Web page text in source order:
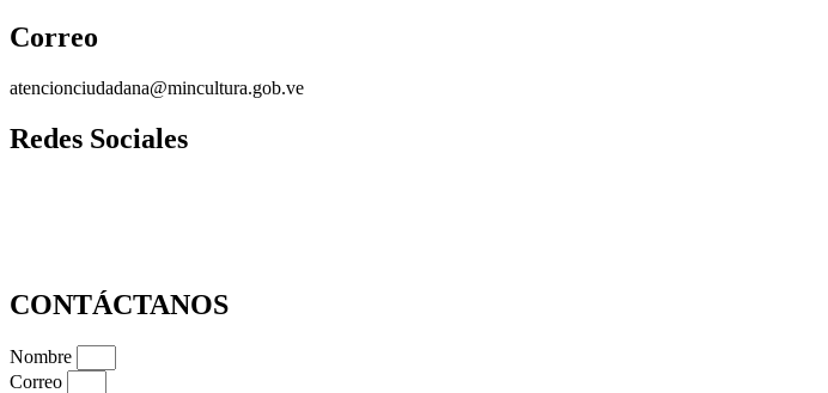
Correo
atencionciudadana@mincultura.gob.ve
Redes Sociales
CONTÁCTANOS
Nombre
Correo